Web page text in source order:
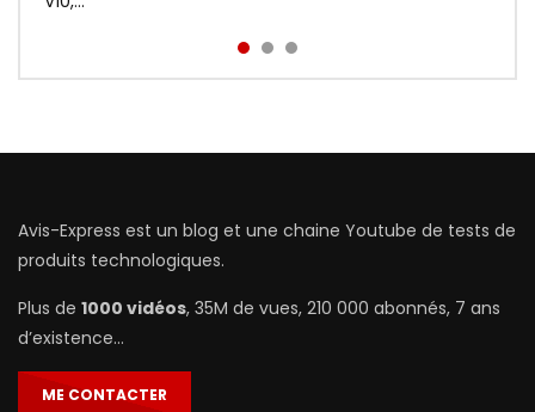
Avis-Express est un blog et une chaine Youtube de tests de
produits technologiques.
Plus de 1000 vidéos, 35M de vues, 210 000 abonnés, 7 ans
d’existence…
ME CONTACTER